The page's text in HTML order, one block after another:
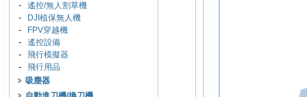
- 遙控/無人割草機
-
DJI植保無人機
-
FPV穿越機
- 遙控設備
- 飛行模擬器
- 飛行用品
吸塵器